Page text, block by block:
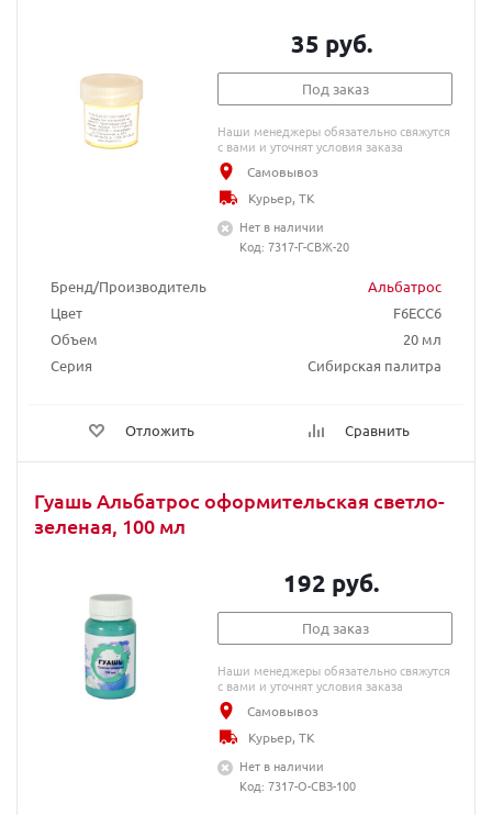
Бренд/Производитель
Альбатрос
Цвет
F6ECC6
Объем
20 мл
Серия
Сибирская палитра
Отложить Сравнить
35 руб.
Под заказ
Наши менеджеры обязательно свяжутся
с вами и уточнят условия заказа
Самовывоз
Курьер, ТК
Нет в наличии
Код: 7317-Г-СВЖ-20
Гуашь Альбатрос оформительская светло-
зеленая, 100 мл
192 руб.
Под заказ
Наши менеджеры обязательно свяжутся
с вами и уточнят условия заказа
Самовывоз
Курьер, ТК
Нет в наличии
Код: 7317-О-СВЗ-100